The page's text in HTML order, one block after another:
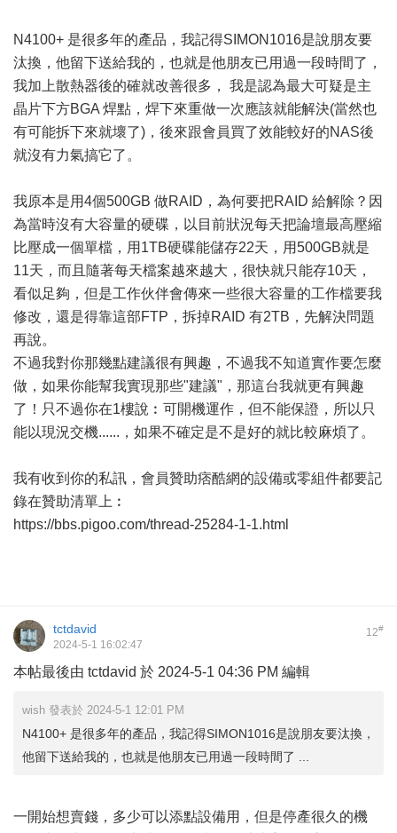
N4100+ 是很多年的產品，我記得SIMON1016是說朋友要
汰換，他留下送給我的，也就是他朋友已用過一段時間了，
我加上散熱器後的確就改善很多， 我是認為最大可疑是主
晶片下方BGA 焊點，焊下來重做一次應該就能解決(當然也
有可能拆下來就壞了)，後來跟會員買了效能較好的NAS後
就沒有力氣搞它了。
我原本是用4個500GB 做RAID，為何要把RAID 給解除？因
為當時沒有大容量的硬碟，以目前狀況每天把論壇最高壓縮
比壓成一個單檔，用1TB硬碟能儲存22天，用500GB就是
11天，而且隨著每天檔案越來越大，很快就只能存10天，
看似足夠，但是工作伙伴會傳來一些很大容量的工作檔要我
修改，還是得靠這部FTP，拆掉RAID 有2TB，先解決問題
再說。
不過我對你那幾點建議很有興趣，不過我不知道實作要怎麼
做，如果你能幫我實現那些"建議"，那這台我就更有興趣
了！只不過你在1樓說︰可開機運作，但不能保證，所以只
能以現況交機......，如果不確定是不是好的就比較麻煩了。
我有收到你的私訊，會員贊助痞酷網的設備或零組件都要記
錄在贊助清單上︰
https://bbs.pigoo.com/thread-25284-1-1.html
12#
tctdavid
2024-5-1 16:02:47
本帖最後由 tctdavid 於 2024-5-1 04:36 PM 編輯
wish 發表於 2024-5-1 12:01 PM
N4100+ 是很多年的產品，我記得SIMON1016是說朋友要汰換，
他留下送給我的，也就是他朋友已用過一段時間了 ...
一開始想賣錢，多少可以添點設備用，但是停產很久的機